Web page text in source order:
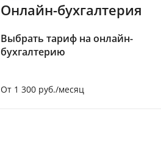
Онлайн-бухгалтерия
Выбрать тариф на онлайн-
бухгалтерию
От 1 300 руб./месяц